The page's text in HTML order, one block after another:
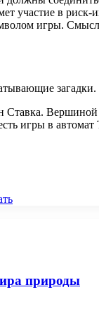
в риск-
игры. Смысл
игры в автомат
природы